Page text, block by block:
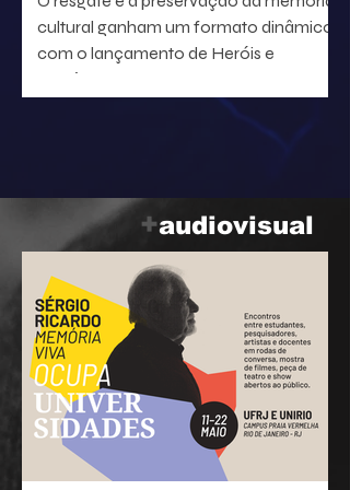
cultural ganham um formato dinâmico
com o lançamento de Heróis e
heroínas da MPB. O projeto, idealizado
pelo radialista e produtor Geraldo Leite
— integrante do grupo Rumo, nome
Baptistão, propõe uma navegação
interativa pela história da música
popular brasileira.
+audiovisual